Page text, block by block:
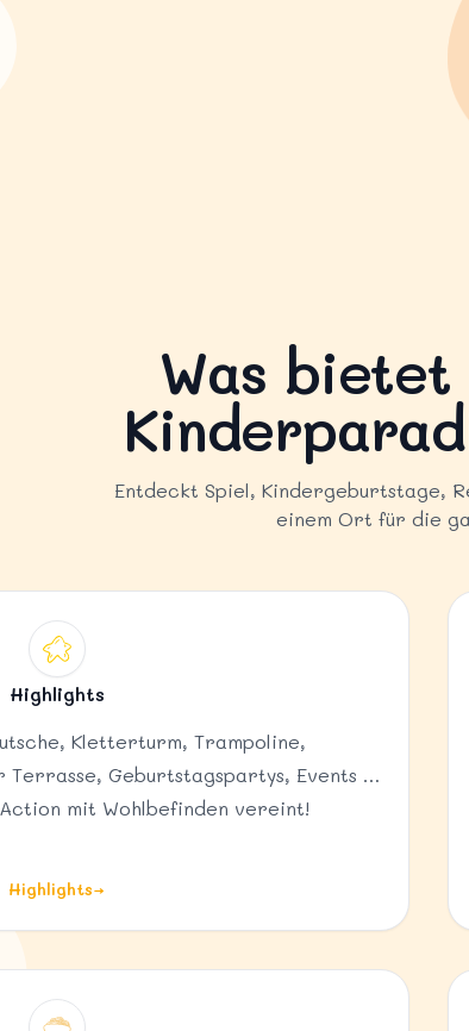
Was bietet
Entdeckt Spiel, Kindergeburtstage,
einem Ort für die
Highlights
Kletterturm, Trampoline,
Terrasse, Geburtstagspartys, Events …
mit Wohlbefinden vereint!
Highlights→